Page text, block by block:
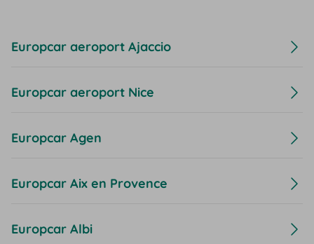
Europcar aeroport Ajaccio
Europcar aeroport Nice
Europcar Agen
Europcar Aix en Provence
Europcar Albi